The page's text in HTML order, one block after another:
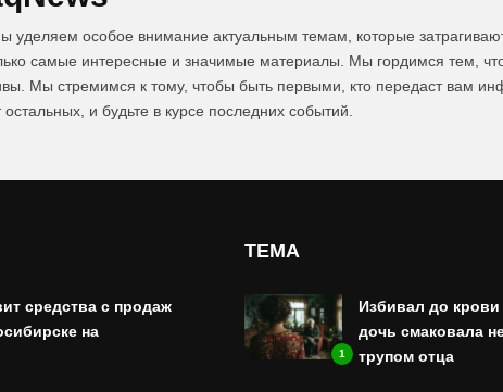
особое внимание актуальным темам, которые
самые интересные и значимые материалы. Мы гордимся тем,
Мы стремимся к тому, чтобы быть первыми, кто передаст вам
и будьте в курсе последних событий.
средства с продаж
на
ТЕМА
1
Избивал до крови
дочь смаковала
трупом отца